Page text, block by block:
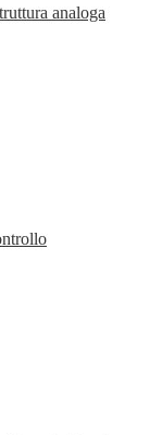
analoga